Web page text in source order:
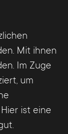
Mit ihnen
Im Zuge
um
ist eine